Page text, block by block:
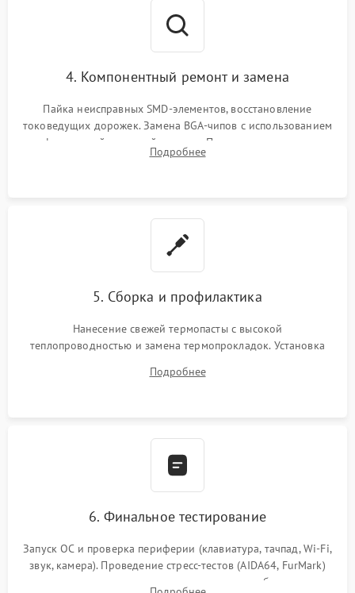
4. Компонентный ремонт и замена
Пайка неисправных SMD-элементов, восстановление
токоведущих дорожек. Замена BGA-чипов с использованием
инфракрасной паяльной станции. Прошивка микросхемы
BIOS или замена поврежденных портов USB
Подробнее
5. Сборка и профилактика
Нанесение свежей термопасты с высокой
теплопроводностью и замена термопрокладок. Установка
шлейфов, модулей памяти и накопителей. Предварительная
Подробнее
6. Финальное тестирование
Запуск ОС и проверка периферии (клавиатура, тачпад, Wi-Fi,
звук, камера). Проведение стресс-тестов (AIDA64, FurMark)
для контроля температурного режима и стабильности